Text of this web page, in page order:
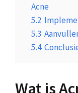
Acne
5.2
5.3
5.4
Wat is